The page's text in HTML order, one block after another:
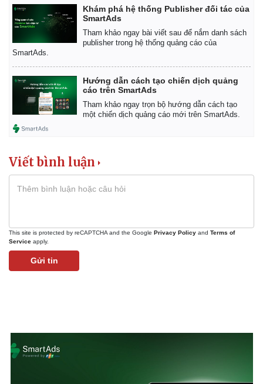
Doanh nghiệp 24h
Khám phá hệ thống Publisher đối tác của
SmartAds
Tham khảo ngay bài viết sau để nắm danh sách
publisher trong hệ thống quảng cáo của
SmartAds.
Hướng dẫn cách tạo chiến dịch quảng
cáo trên SmartAds
Tham khảo ngay trọn bộ hướng dẫn cách tạo
một chiến dịch quảng cáo mới trên SmartAds.
Viết bình luận
This site is protected by reCAPTCHA and the Google Privacy Policy and Terms of
Service apply.
Gửi tin